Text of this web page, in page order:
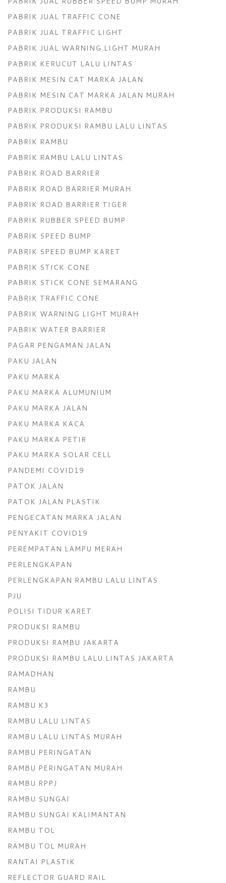
PABRIK JUAL TRAFFIC CONE
PABRIK JUAL TRAFFIC LIGHT
PABRIK JUAL WARNING LIGHT MURAH
PABRIK KERUCUT LALU LINTAS
PABRIK MESIN CAT MARKA JALAN
PABRIK MESIN CAT MARKA JALAN MURAH
PABRIK PRODUKSI RAMBU
PABRIK PRODUKSI RAMBU LALU LINTAS
PABRIK RAMBU
PABRIK RAMBU LALU LINTAS
PABRIK ROAD BARRIER
PABRIK ROAD BARRIER MURAH
PABRIK ROAD BARRIER TIGER
PABRIK RUBBER SPEED BUMP
PABRIK SPEED BUMP
PABRIK SPEED BUMP KARET
PABRIK STICK CONE
PABRIK STICK CONE SEMARANG
PABRIK TRAFFIC CONE
PABRIK WARNING LIGHT MURAH
PABRIK WATER BARRIER
PAGAR PENGAMAN JALAN
PAKU JALAN
PAKU MARKA
PAKU MARKA ALUMUNIUM
PAKU MARKA JALAN
PAKU MARKA KACA
PAKU MARKA PETIR
PAKU MARKA SOLAR CELL
PANDEMI COVID19
PATOK JALAN
PATOK JALAN PLASTIK
PENGECATAN MARKA JALAN
PENYAKIT COVID19
PEREMPATAN LAMPU MERAH
PERLENGKAPAN
PERLENGKAPAN RAMBU LALU LINTAS
PJU
POLISI TIDUR KARET
PRODUKSI RAMBU
PRODUKSI RAMBU JAKARTA
PRODUKSI RAMBU LALU LINTAS JAKARTA
RAMADHAN
RAMBU
RAMBU K3
RAMBU LALU LINTAS
RAMBU LALU LINTAS MURAH
RAMBU PERINGATAN
RAMBU PERINGATAN MURAH
RAMBU RPPJ
RAMBU SUNGAI
RAMBU SUNGAI KALIMANTAN
RAMBU TOL
RAMBU TOL MURAH
RANTAI PLASTIK
REFLECTOR GUARD RAIL